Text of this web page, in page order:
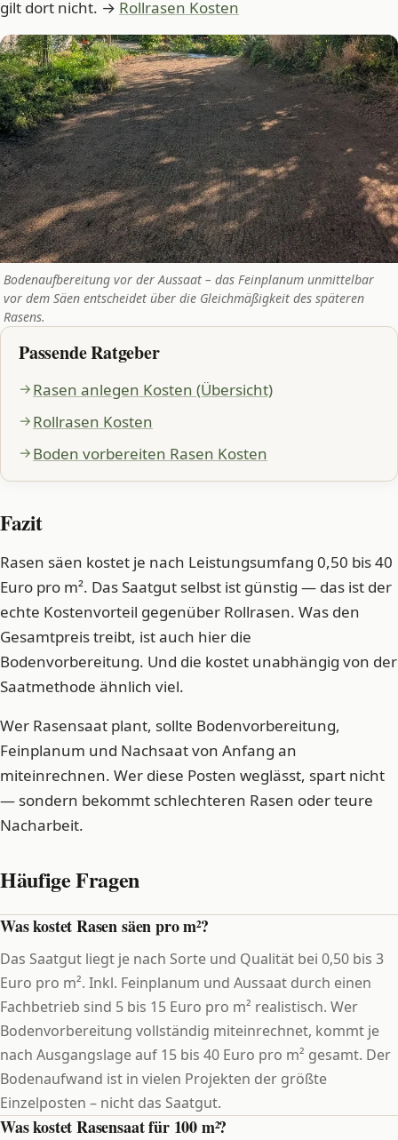
gilt dort nicht. → Rollrasen Kosten
Bodenaufbereitung vor der Aussaat – das Feinplanum unmittelbar
vor dem Säen entscheidet über die Gleichmäßigkeit des späteren
Rasens.
Passende Ratgeber
Rasen anlegen Kosten (Übersicht)
Rollrasen Kosten
Boden vorbereiten Rasen Kosten
Fazit
Rasen säen kostet je nach Leistungsumfang 0,50 bis 40
Euro pro m². Das Saatgut selbst ist günstig — das ist der
echte Kostenvorteil gegenüber Rollrasen. Was den
Gesamtpreis treibt, ist auch hier die
Bodenvorbereitung. Und die kostet unabhängig von der
Saatmethode ähnlich viel.
Wer Rasensaat plant, sollte Bodenvorbereitung,
Feinplanum und Nachsaat von Anfang an
miteinrechnen. Wer diese Posten weglässt, spart nicht
— sondern bekommt schlechteren Rasen oder teure
Nacharbeit.
Häufige Fragen
Was kostet Rasen säen pro m²?
Das Saatgut liegt je nach Sorte und Qualität bei 0,50 bis 3
Euro pro m². Inkl. Feinplanum und Aussaat durch einen
Fachbetrieb sind 5 bis 15 Euro pro m² realistisch. Wer
Bodenvorbereitung vollständig miteinrechnet, kommt je
nach Ausgangslage auf 15 bis 40 Euro pro m² gesamt. Der
Bodenaufwand ist in vielen Projekten der größte
Einzelposten – nicht das Saatgut.
Was kostet Rasensaat für 100 m²?